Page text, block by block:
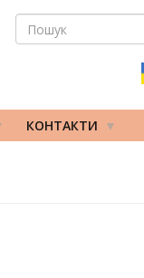
ПОШУК
КОНТАКТИ